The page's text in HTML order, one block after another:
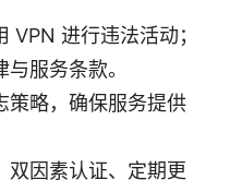
VPN 进行违法活动；
服务条款。
策略，确保服务提供
双因素认证、定期更